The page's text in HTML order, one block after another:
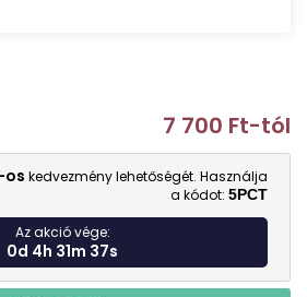
7 700 Ft-tól
os kedvezmény lehetőségét. Használja
a kódot: 5PCT
Az akció vége:
0d 4h 31m 36s